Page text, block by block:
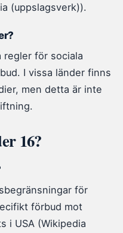
(uppslagsverk)).
regler för sociala
I vissa länder finns
men detta är inte
16?
för
förbud mot
i USA (Wikipedia